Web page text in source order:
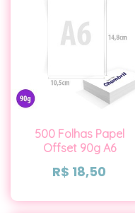
500 Folhas Papel
Offset 90g A6
R$ 18,50